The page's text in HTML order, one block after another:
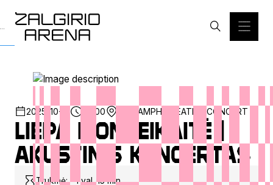
2025-10-17 20:00 SDG AMPHITHEATRE CONCERT
Liepa Mondeikaitė |
Akustinis koncertas
Trukmė: ~1 val. 15 min.